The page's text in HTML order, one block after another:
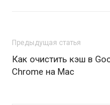
Предыдущая статья
Как очистить кэш в
Chrome на Mac